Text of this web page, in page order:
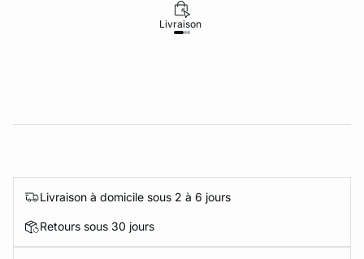
Livraison
Livraison à domicile sous 2 à 6 jours
Retours sous 30 jours